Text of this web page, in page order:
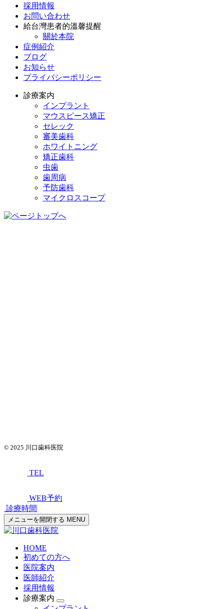
採用情報
お問い合わせ
給台灣患者的溫馨提醒
關於本院
症例紹介
ブログ
お知らせ
プライバシーポリシー
診療案内
インプラント
マウスピース矯正
セレック
審美歯科
ホワイトニング
矯正歯科
虫歯
歯周病
予防歯科
マイクロスコープ
© 2025 川口歯科医院
TEL
WEB予約
診療時間
メニューを開閉する MENU
HOME
初めての方へ
医院案内
医師紹介
採用情報
診療案内